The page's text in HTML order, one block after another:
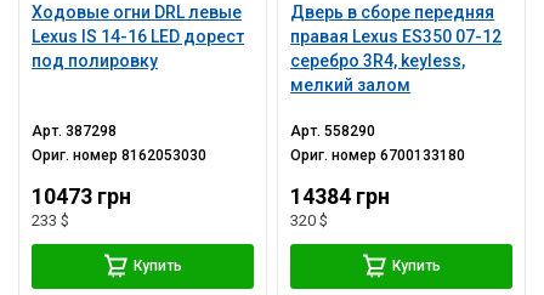
Ходовые огни DRL левые
Lexus IS 14-16 LED дорест
под полировку
Арт.387298
Ориг. номер8162053030
10473 грн
233 $
Купить
Дверь в сборе передняя
правая Lexus ES350 07-12
серебро 3R4, keyless,
мелкий залом
Арт.558290
Ориг. номер6700133180
14384 грн
320 $
Купить